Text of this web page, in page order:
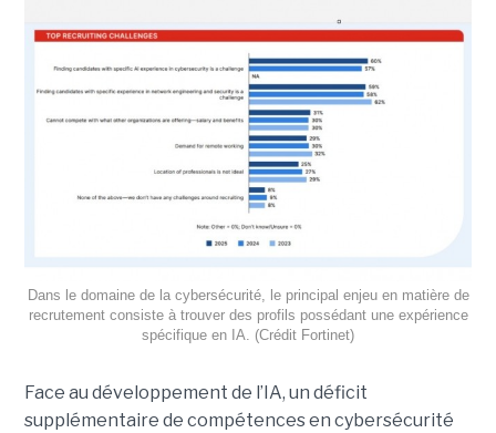
Dans le domaine de la cybersécurité, le principal enjeu en matière de
recrutement consiste à trouver des profils possédant une expérience
spécifique en IA. (Crédit Fortinet)
Face au développement de l’IA, un déficit
supplémentaire de compétences en cybersécurité